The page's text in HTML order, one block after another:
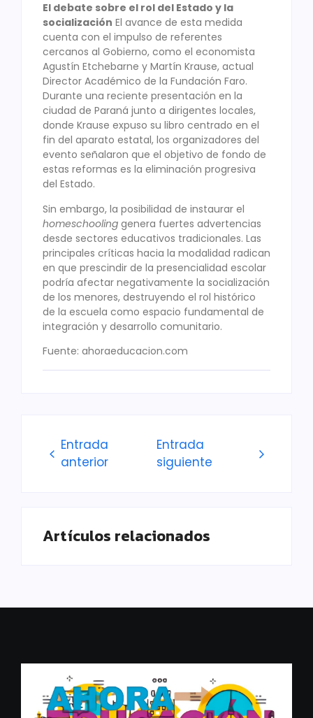
El debate sobre el rol del Estado y la
socialización El avance de esta medida
cuenta con el impulso de referentes
cercanos al Gobierno, como el economista
Agustín Etchebarne y Martín Krause, actual
Director Académico de la Fundación Faro.
Durante una reciente presentación en la
ciudad de Paraná junto a dirigentes locales,
donde Krause expuso su libro centrado en el
fin del aparato estatal, los organizadores del
evento señalaron que el objetivo de fondo de
estas reformas es la eliminación progresiva
del Estado.
Sin embargo, la posibilidad de instaurar el
homeschooling genera fuertes advertencias
desde sectores educativos tradicionales. Las
principales críticas hacia la modalidad radican
en que prescindir de la presencialidad escolar
podría afectar negativamente la socialización
de los menores, destruyendo el rol histórico
de la escuela como espacio fundamental de
integración y desarrollo comunitario.
Fuente: ahoraeducacion.com
Entrada
anterior
Entrada
siguiente
Artículos relacionados